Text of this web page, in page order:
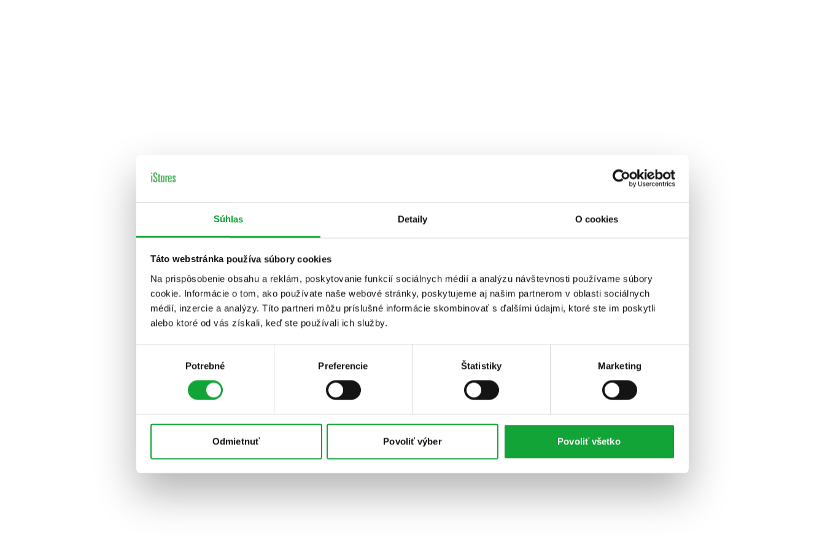
Súhlas Detaily O cookies
Táto webstránka používa súbory cookies
Na prispôsobenie obsahu a reklám, poskytovanie funkcií sociálnych médií a analýzu návštevnosti používame súbory
cookie. Informácie o tom, ako používate naše webové stránky, poskytujeme aj našim partnerom v oblasti sociálnych
médií, inzercie a analýzy. Títo partneri môžu príslušné informácie skombinovať s ďalšími údajmi, ktoré ste im poskytli
alebo ktoré od vás získali, keď ste používali ich služby.
Potrebné Preferencie Štatistiky Marketing
Odmietnuť Povoliť výber Povoliť všetko